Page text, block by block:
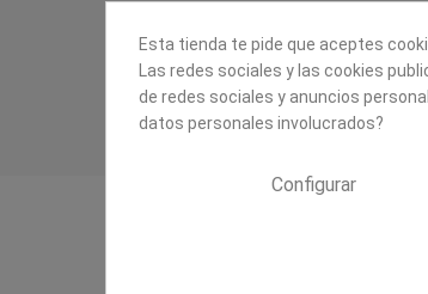
Esta tienda te pide que aceptes
Las redes sociales y las cookies
de redes sociales y anuncios
datos personales involucrados?
Configurar